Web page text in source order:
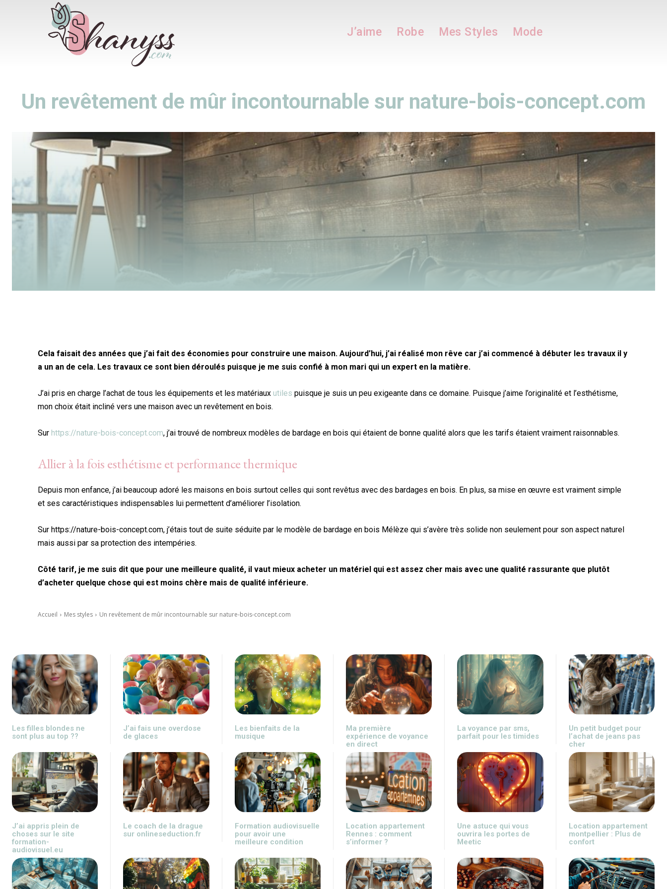
J’aime Robe Mes Styles Mode
Un revêtement de mûr incontournable sur nature-bois-concept.com
Cela faisait des années que j’ai fait des économies pour construire une maison. Aujourd’hui, j’ai réalisé mon rêve car j’ai commencé à débuter les travaux il y
a un an de cela. Les travaux ce sont bien déroulés puisque je me suis confié à mon mari qui un expert en la matière.
J’ai pris en charge l’achat de tous les équipements et les matériaux utiles puisque je suis un peu exigeante dans ce domaine. Puisque j’aime l’originalité et l’esthétisme,
mon choix était incliné vers une maison avec un revêtement en bois.
Sur https://nature-bois-concept.com, j’ai trouvé de nombreux modèles de bardage en bois qui étaient de bonne qualité alors que les tarifs étaient vraiment raisonnables.
Allier à la fois esthétisme et performance thermique
Depuis mon enfance, j’ai beaucoup adoré les maisons en bois surtout celles qui sont revêtus avec des bardages en bois. En plus, sa mise en œuvre est vraiment simple
et ses caractéristiques indispensables lui permettent d’améliorer l’isolation.
Sur https://nature-bois-concept.com, j’étais tout de suite séduite par le modèle de bardage en bois Mélèze qui s’avère très solide non seulement pour son aspect naturel
mais aussi par sa protection des intempéries.
Côté tarif, je me suis dit que pour une meilleure qualité, il vaut mieux acheter un matériel qui est assez cher mais avec une qualité rassurante que plutôt
d’acheter quelque chose qui est moins chère mais de qualité inférieure.
Accueil Mes styles Un revêtement de mûr incontournable sur nature-bois-concept.com
Les filles blondes ne
sont plus au top ??
J’ai fais une overdose
de glaces
Les bienfaits de la
musique
Ma première
expérience de voyance
en direct
La voyance par sms,
parfait pour les timides
Un petit budget pour
l’achat de jeans pas
cher
J’ai appris plein de
choses sur le site
formation-
audiovisuel.eu
Le coach de la drague
sur onlineseduction.fr
Formation audiovisuelle
pour avoir une
meilleure condition
Location appartement
Rennes : comment
s’informer ?
Une astuce qui vous
ouvrira les portes de
Meetic
Location appartement
montpellier : Plus de
confort